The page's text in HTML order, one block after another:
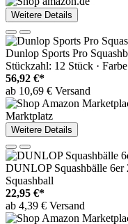
Weitere Details
Dunlop Sports Pro
Stückzahl: 12 Stück ·
56,92 €*
ab 10,69 € Versand
Marktplatz
Weitere Details
DUNLOP Squashbälle 6er
Squashball
22,95 €*
ab 4,39 € Versand